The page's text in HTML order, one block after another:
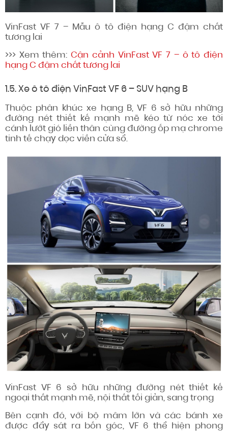
VinFast VF 7 – Mẫu ô tô điện hạng C đậm chất
tương lai
>>> Xem thêm:Cận cảnh VinFast VF 7 – ô tô điện
hạng C đậm chất tương lai
1.5. Xe ô tô điện VinFast VF 6 – SUV hạng B
Thuộc phân khúc xe hạng B, VF 6 sở hữu những
đường nét thiết kế mạnh mẽ kéo từ nóc xe tới
cánh lướt gió liền thân cùng đường ốp mạ chrome
tinh tế chạy dọc viền cửa sổ.
VinFast VF 6 sở hữu những đường nét thiết kế
ngoại thất mạnh mẽ, nội thất tối giản, sang trọng
Bên cạnh đó, với bộ mâm lớn và các bánh xe
được đẩy sát ra bốn góc, VF 6 thể hiện phong